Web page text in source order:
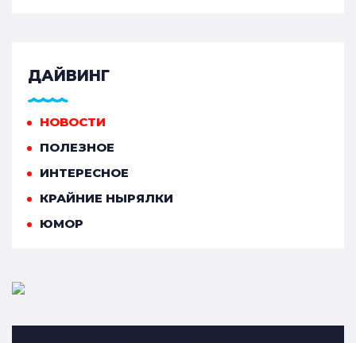
ДАЙВИНГ
НОВОСТИ
ПОЛЕЗНОЕ
ИНТЕРЕСНОЕ
КРАЙНИЕ НЫРЯЛКИ
ЮМОР